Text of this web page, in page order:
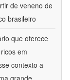
de veneno de
brasileiro
que oferece
em
contexto a